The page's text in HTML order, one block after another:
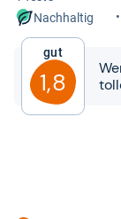
Nachhaltig
Gut
1,8